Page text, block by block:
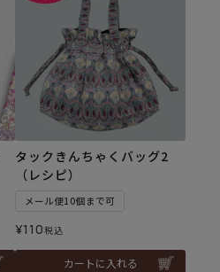
タックきんちゃくバッグ2
（レシピ）
メール便10個まで可
¥110税込
カートに入れる